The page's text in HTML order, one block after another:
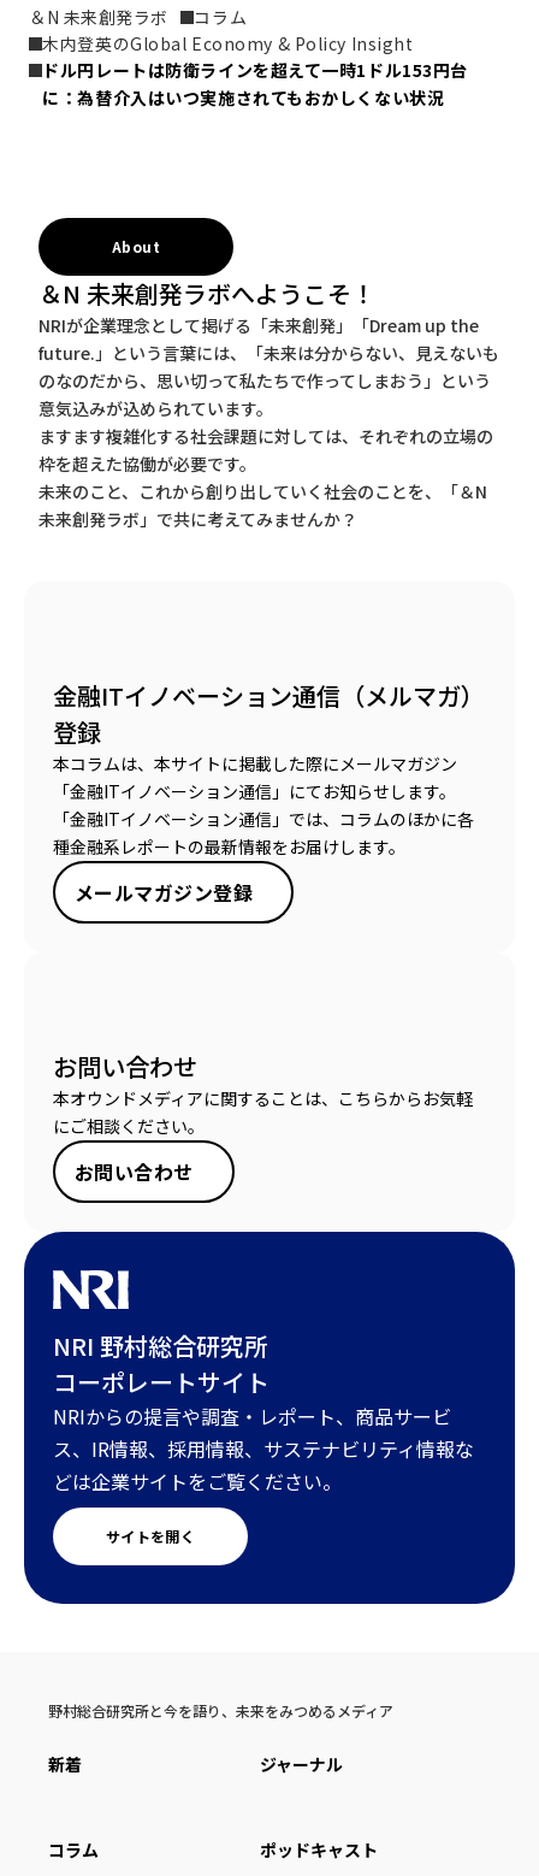
＆N 未来創発ラボ
コラム
木内登英のGlobal Economy & Policy Insight
ドル円レートは防衛ラインを超えて一時1ドル153円台
に：為替介入はいつ実施されてもおかしくない状況
About
＆N 未来創発ラボへようこそ！
NRIが企業理念として掲げる「未来創発」「Dream up the
future.」という言葉には、「未来は分からない、見えないも
のなのだから、思い切って私たちで作ってしまおう」という
意気込みが込められています。
ますます複雑化する社会課題に対しては、それぞれの立場の
枠を超えた協働が必要です。
未来のこと、これから創り出していく社会のことを、「＆N
未来創発ラボ」で共に考えてみませんか？
金融ITイノベーション通信（メルマガ）
登録
本コラムは、本サイトに掲載した際にメールマガジン
「金融ITイノベーション通信」にてお知らせします。
「金融ITイノベーション通信」では、コラムのほかに各
種金融系レポートの最新情報をお届けします。
メールマガジン登録
お問い合わせ
本オウンドメディアに関することは、こちらからお気軽
にご相談ください。
お問い合わせ
NRI 野村総合研究所
コーポレートサイト
NRIからの提言や調査・レポート、商品サービ
ス、IR情報、採用情報、サステナビリティ情報な
どは企業サイトをご覧ください。
サイトを開く
野村総合研究所と今を語り、未来をみつめるメディア
新着 ジャーナル
コラム ポッドキャスト